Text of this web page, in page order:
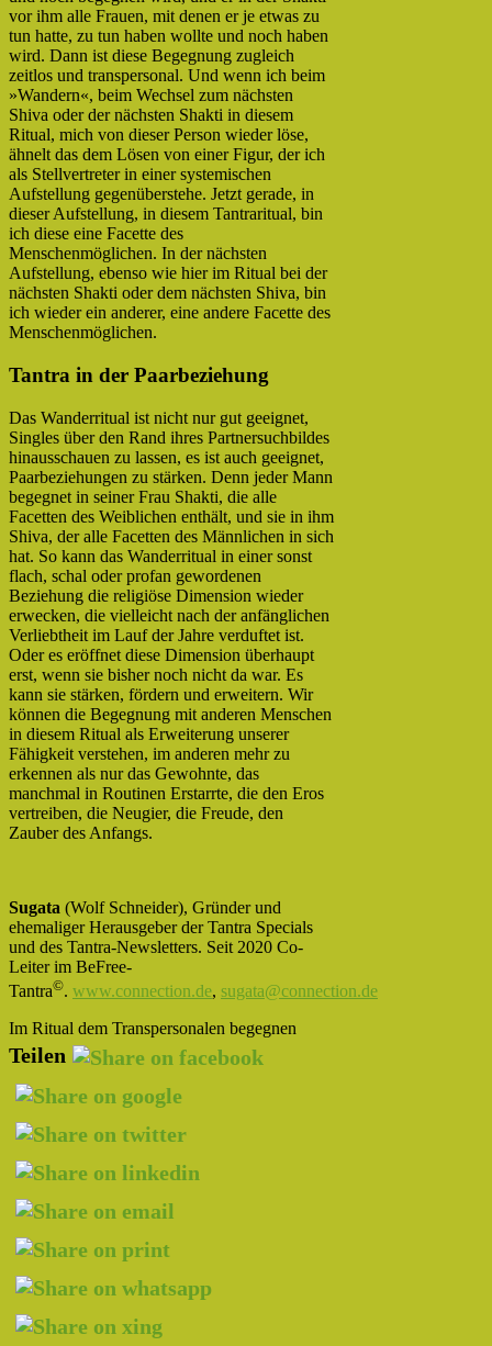
vor ihm alle Frauen, mit denen er je etwas zu
tun hatte, zu tun haben wollte und noch haben
wird. Dann ist diese Begegnung zugleich
zeitlos und transpersonal. Und wenn ich beim
»Wandern«, beim Wechsel zum nächsten
Shiva oder der nächsten Shakti in diesem
Ritual, mich von dieser Person wieder löse,
ähnelt das dem Lösen von einer Figur, der ich
als Stellvertreter in einer systemischen
Aufstellung gegenüberstehe. Jetzt gerade, in
dieser Aufstellung, in diesem Tantraritual, bin
ich diese eine Facette des
Menschenmöglichen. In der nächsten
Aufstellung, ebenso wie hier im Ritual bei der
nächsten Shakti oder dem nächsten Shiva, bin
ich wieder ein anderer, eine andere Facette des
Menschenmöglichen.
Tantra in der Paarbeziehung
Das Wanderritual ist nicht nur gut geeignet,
Singles über den Rand ihres Partnersuchbildes
hinausschauen zu lassen, es ist auch geeignet,
Paarbeziehungen zu stärken. Denn jeder Mann
begegnet in seiner Frau Shakti, die alle
Facetten des Weiblichen enthält, und sie in ihm
Shiva, der alle Facetten des Männlichen in sich
hat. So kann das Wanderritual in einer sonst
flach, schal oder profan gewordenen
Beziehung die religiöse Dimension wieder
erwecken, die vielleicht nach der anfänglichen
Verliebtheit im Lauf der Jahre verduftet ist.
Oder es eröffnet diese Dimension überhaupt
erst, wenn sie bisher noch nicht da war. Es
kann sie stärken, fördern und erweitern. Wir
können die Begegnung mit anderen Menschen
in diesem Ritual als Erweiterung unserer
Fähigkeit verstehen, im anderen mehr zu
erkennen als nur das Gewohnte, das
manchmal in Routinen Erstarrte, die den Eros
vertreiben, die Neugier, die Freude, den
Zauber des Anfangs.
Sugata (Wolf Schneider), Gründer und
ehemaliger Herausgeber der Tantra Specials
und des Tantra-Newsletters. Seit 2020 Co-
Leiter im BeFree-
Tantra©. www.connection.de, sugata@connection.de
Im Ritual dem Transpersonalen begegnen
Teilen